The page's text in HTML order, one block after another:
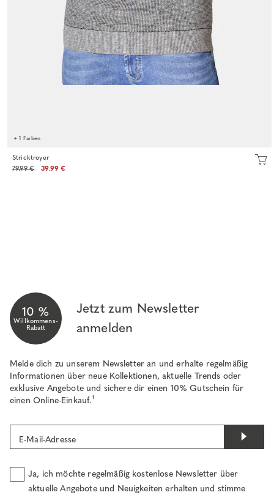
+ 1 Farben
Stricktroyer
79.99 €
39.99 €
10 %
Willkommens-
Rabatt
Jetzt zum Newsletter
anmelden
Melde dich zu unserem Newsletter an und erhalte regelmäßig
Informationen über neue Kollektionen, aktuelle Trends oder
exklusive Angebote und sichere dir einen 10% Gutschein für
einen Online-Einkauf.¹
E-Mail-Adresse
Ja, ich möchte regelmäßig kostenlose Newsletter über
aktuelle Angebote und Neuigkeiten erhalten und stimme